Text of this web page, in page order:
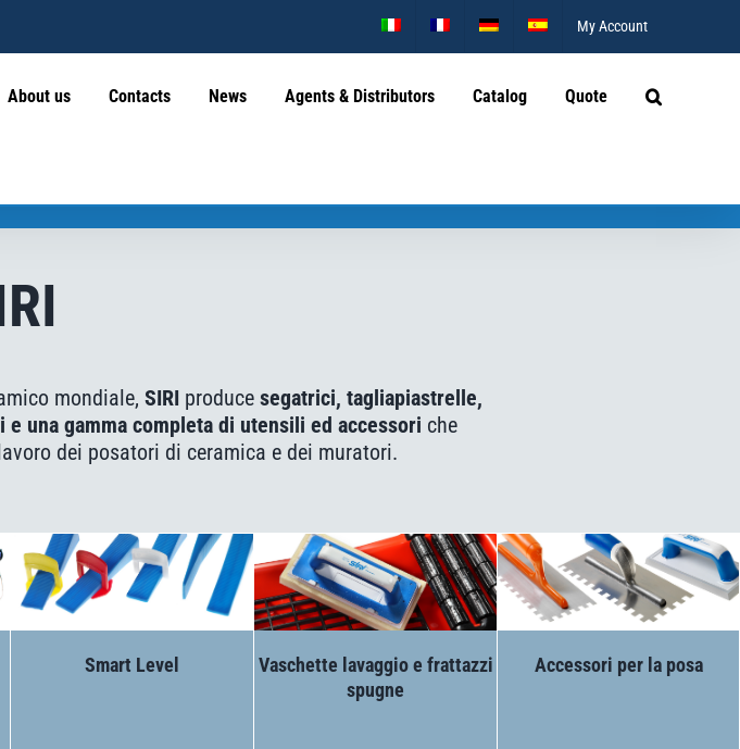
My Account
About us Contacts News Agents & Distributors Catalog Quote
mondiale,SIRI producesegatrici, tagliapiastrelle,
una gamma completa di utensili ed accessori che
dei posatori di ceramica e dei muratori.
Smart Level
Vaschette lavaggio e frattazzi
spugne
Accessori per la posa